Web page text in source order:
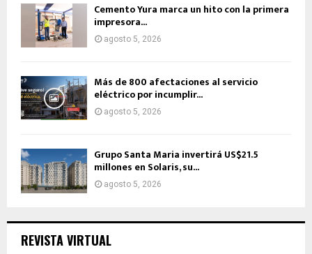
Cemento Yura marca un hito con la primera
impresora...
agosto 5, 2026
Más de 800 afectaciones al servicio
eléctrico por incumplir...
agosto 5, 2026
Grupo Santa Maria invertirá US$21.5
millones en Solaris, su...
agosto 5, 2026
REVISTA VIRTUAL